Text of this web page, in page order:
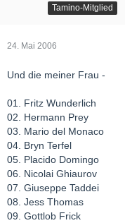
Tamino-Mitglied
24. Mai 2006
Und die meiner Frau -
01. Fritz Wunderlich
02. Hermann Prey
03. Mario del Monaco
04. Bryn Terfel
05. Placido Domingo
06. Nicolai Ghiaurov
07. Giuseppe Taddei
08. Jess Thomas
09. Gottlob Frick